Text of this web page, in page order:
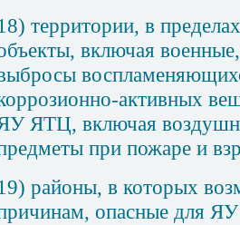
территории, в
включая
активных
ЯТЦ, включая
при пожаре и
районы, в которых
опасные для